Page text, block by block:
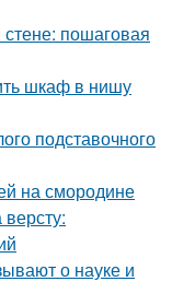
стене: пошаговая
шкаф в нишу
подставочного
на смородине
о науке и